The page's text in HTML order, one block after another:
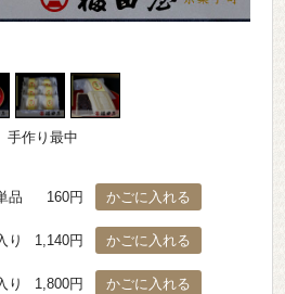
手作り最中
品 160円
り 1,140円
り 1,800円